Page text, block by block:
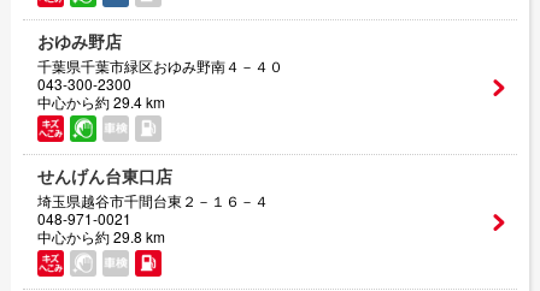
おゆみ野店
千葉県千葉市緑区おゆみ野南４－４０
043-300-2300
中心から約 29.4 km
せんげん台東口店
埼玉県越谷市千間台東２－１６－４
048-971-0021
中心から約 29.8 km